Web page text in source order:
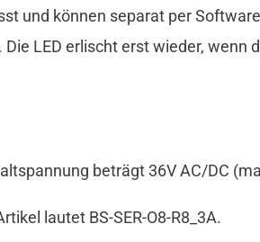
und können separat per
LED erlischt erst wieder, wenn
beträgt 36V AC/DC
lautet BS-SER-O8-R8_3A.